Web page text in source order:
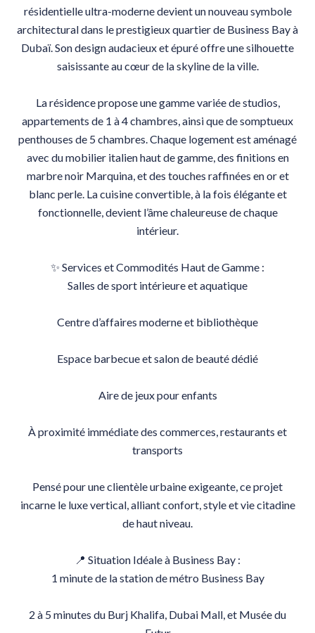
résidentielle ultra-moderne devient un nouveau symbole
architectural dans le prestigieux quartier de Business Bay à
Dubaï. Son design audacieux et épuré offre une silhouette
saisissante au cœur de la skyline de la ville.
La résidence propose une gamme variée de studios,
appartements de 1 à 4 chambres, ainsi que de somptueux
penthouses de 5 chambres. Chaque logement est aménagé
avec du mobilier italien haut de gamme, des finitions en
marbre noir Marquina, et des touches raffinées en or et
blanc perle. La cuisine convertible, à la fois élégante et
fonctionnelle, devient l’âme chaleureuse de chaque
intérieur.
✨ Services et Commodités Haut de Gamme :
Salles de sport intérieure et aquatique
Centre d’affaires moderne et bibliothèque
Espace barbecue et salon de beauté dédié
Aire de jeux pour enfants
À proximité immédiate des commerces, restaurants et
transports
Pensé pour une clientèle urbaine exigeante, ce projet
incarne le luxe vertical, alliant confort, style et vie citadine
de haut niveau.
📍 Situation Idéale à Business Bay :
1 minute de la station de métro Business Bay
2 à 5 minutes du Burj Khalifa, Dubai Mall, et Musée du